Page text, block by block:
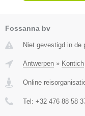
Fossanna bv
Niet gevestigd in de
Antwerpen » Kontich
Online
Tel: +32 476 88 58